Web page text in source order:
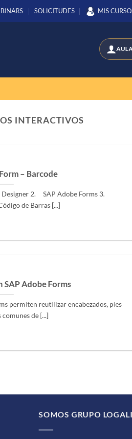
SOLICITUDES MIS
INTERACTIVOS
– Barcode
2. SAP Adobe Forms 3.
de Barras [...]
SAP Adobe Forms
permiten reutilizar encabezados, pies
de [...]
SOMOS GRUPO LOGALI